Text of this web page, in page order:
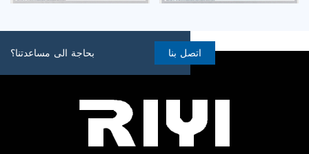
بحاجة الى مساعدتنا؟ اتصل بنا